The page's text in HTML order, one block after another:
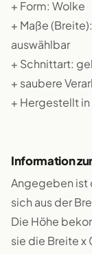
+ Form: Wolke
+ Maße
auswählbar
+ Schnittart:
+ saubere
+ Hergestellt
Information
Angegeben ist
sich aus der
Die Höhe
sie die Breite x